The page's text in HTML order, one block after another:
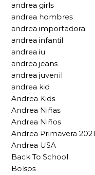
andrea girls
andrea hombres
andrea importadora
andrea infantil
andrea iu
andrea jeans
andrea juvenil
andrea kid
Andrea Kids
Andrea Niñas
Andrea Niños
Andrea Primavera 2021
Andrea USA
Back To School
Bolsos